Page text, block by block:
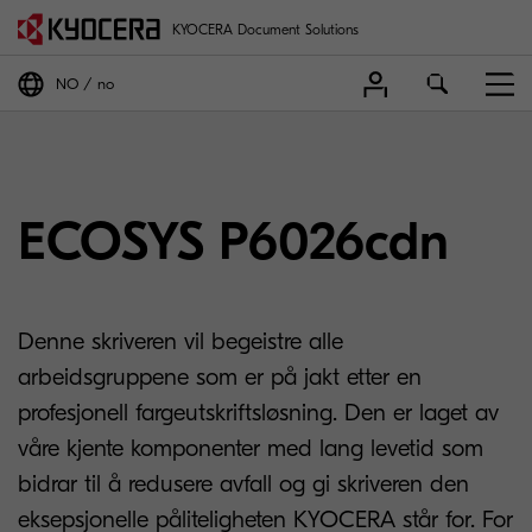
KYOCERA Document Solutions
NO no
ECOSYS P6026cdn
Denne skriveren vil begeistre alle
arbeidsgruppene som er på jakt etter en
profesjonell fargeutskriftsløsning. Den er laget av
våre kjente komponenter med lang levetid som
bidrar til å redusere avfall og gi skriveren den
eksepsjonelle påliteligheten KYOCERA står for. For